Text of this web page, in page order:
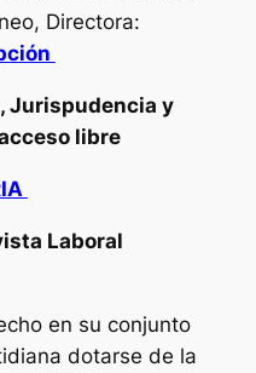
Directora:
Jurispudencia y
libre
Laboral
en su conjunto
dotarse de la